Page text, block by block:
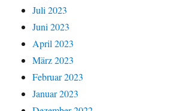
Juli 2023
Juni 2023
April 2023
März 2023
Februar 2023
Januar 2023